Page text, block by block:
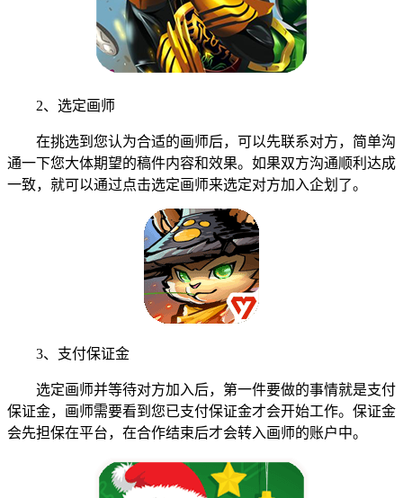
2、选定画师
在挑选到您认为合适的画师后，可以先联系对方，简单沟
通一下您大体期望的稿件内容和效果。如果双方沟通顺利达成
一致，就可以通过点击选定画师来选定对方加入企划了。
3、支付保证金
选定画师并等待对方加入后，第一件要做的事情就是支付
保证金，画师需要看到您已支付保证金才会开始工作。保证金
会先担保在平台，在合作结束后才会转入画师的账户中。